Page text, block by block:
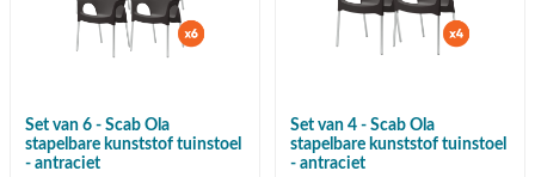
Set van 6 - Scab Ola
stapelbare kunststof tuinstoel
- antraciet
Set van 4 - Scab Ola
stapelbare kunststof tuinstoel
- antraciet